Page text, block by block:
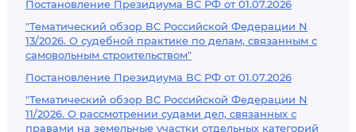
Постановление Президиума ВС РФ от 01.07.2026
"Тематический обзор ВС Российской Федерации N
13/2026. О судебной практике по делам, связанным с
самовольным строительством"
Постановление Президиума ВС РФ от 01.07.2026
"Тематический обзор ВС Российской Федерации N
11/2026. О рассмотрении судами дел, связанных с
правами на земельные участки отдельных категорий